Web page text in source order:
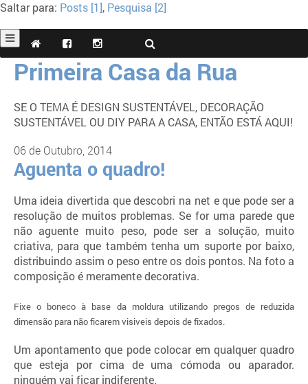
Saltar para: Posts [1], Pesquisa [2]
Primeira Casa da Rua
SE O TEMA É DESIGN SUSTENTÁVEL, DECORAÇÃO
SUSTENTÁVEL OU DIY PARA A CASA, ENTÃO ESTÁ AQUI!
06 de Outubro, 2014
Aguenta o quadro!
Uma ideia divertida que descobri na net e que pode ser a
resolução de muitos problemas. Se for uma parede que
não aguente muito peso, pode ser a solução, muito
criativa, para que também tenha um suporte por baixo,
distribuindo assim o peso entre os dois pontos. Na foto a
composição é meramente decorativa.
Fixe o boneco à base da moldura utilizando pregos de reduzida
dimensão para não ficarem visiveis depois de fixados.
Um apontamento que pode colocar em qualquer quadro
que esteja por cima de uma cómoda ou aparador.
ninguém vai ficar indiferente.